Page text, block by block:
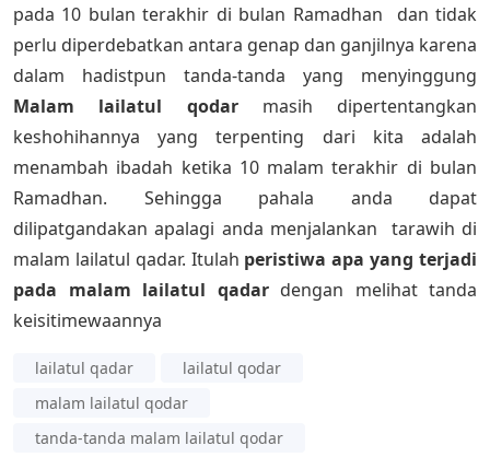
pada 10 bulan terakhir di bulan Ramadhan dan tidak
perlu diperdebatkan antara genap dan ganjilnya karena
dalam hadistpun tanda-tanda yang menyinggung
Malam lailatul qodarmasih dipertentangkan
keshohihannya yang terpenting dari kita adalah
menambah ibadah ketika 10 malam terakhir di bulan
Ramadhan. Sehingga pahala anda dapat
dilipatgandakan apalagi anda menjalankan tarawih di
malam lailatul qadar. Itulah peristiwa apa yang terjadi
pada malam lailatul qadardengan melihat tanda
keisitimewaannya
lailatul qadar
lailatul qodar
malam lailatul qodar
tanda-tanda malam lailatul qodar